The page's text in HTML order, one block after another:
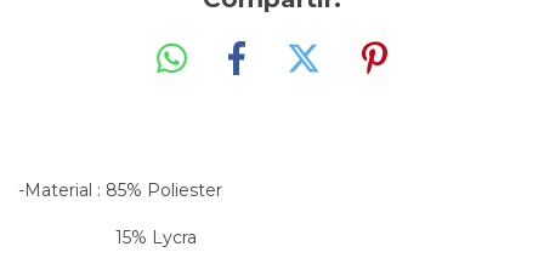
-Material : 85% Poliester
15% Lycra